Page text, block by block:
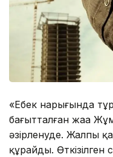
«Еңбек нарығында
бағытталған жаңа
әзірленуде. Жалпы
құрайды.